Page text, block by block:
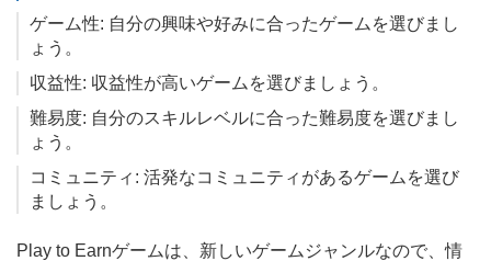
ゲーム性: 自分の興味や好みに合ったゲームを選びまし
ょう。
収益性: 収益性が高いゲームを選びましょう。
難易度: 自分のスキルレベルに合った難易度を選びまし
ょう。
コミュニティ: 活発なコミュニティがあるゲームを選び
ましょう。
Play to Earnゲームは、新しいゲームジャンルなので、情